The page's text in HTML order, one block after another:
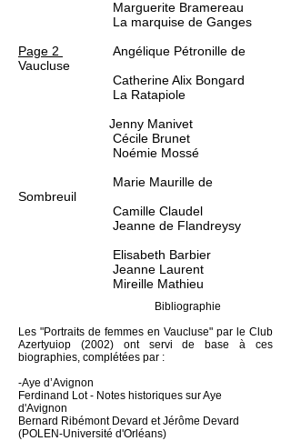
Marguerite Bramereau
La marquise de Ganges
Page 2
Angélique Pétronille de
Vaucluse
Catherine Alix Bongard
La Ratapiole
Jenny Manivet
Cécile Brunet
Noémie Mossé
Marie Maurille de
Sombreuil
Camille Claudel
Jeanne de Flandreysy
Elisabeth Barbier
Jeanne Laurent
Mireille Mathieu
Bibliographie
Les "Portraits de femmes en Vaucluse" par le Club
Azertyuiop (2002) ont servi de base à ces
biographies, complétées par :
-Aye d’Avignon
Ferdinand Lot - Notes historiques sur Aye
d'Avignon
Bernard Ribémont Devard et Jérôme Devard
(POLEN-Université d'Orléans)